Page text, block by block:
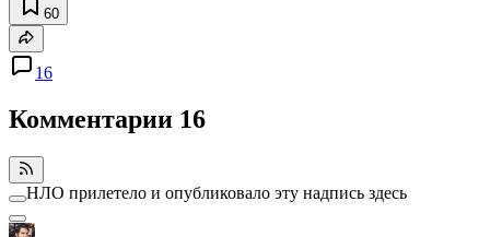
60
16
Комментарии 16
НЛО прилетело и опубликовало эту надпись здесь